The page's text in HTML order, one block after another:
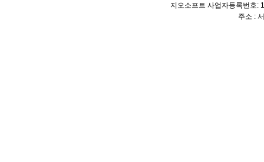
지오소프트 사업자등록번호:
주소 :